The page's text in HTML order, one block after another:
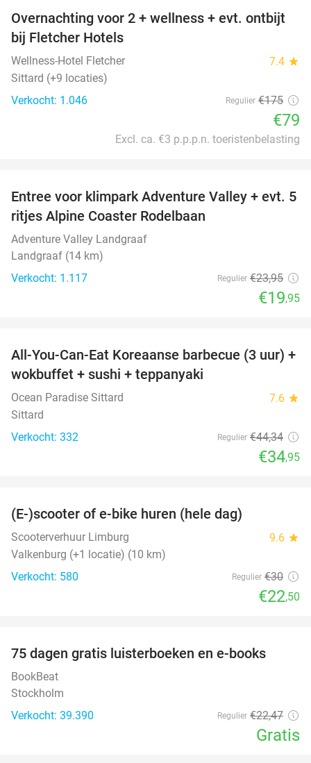
55%
Overnachting voor 2 + wellness + evt. ontbijt
bij Fletcher Hotels
Wellness-Hotel Fletcher 7.4 star
Sittard (+9 locaties)
Verkocht: 1.046
Regulier €175
€79
Excl. ca. €3 p.p.p.n. toeristenbelasting
17%
Entree voor klimpark Adventure Valley + evt. 5
ritjes Alpine Coaster Rodelbaan
Adventure Valley Landgraaf
Landgraaf (14 km)
Verkocht: 1.117
Regulier €23,95
€19,95
21%
All-You-Can-Eat Koreaanse barbecue (3 uur) +
wokbuffet + sushi + teppanyaki
Ocean Paradise Sittard 7.6 star
Sittard
Verkocht: 332
Regulier €44,34
€34,95
(E-)scooter of e-bike huren (hele dag)
Scooterverhuur Limburg 9.6 star
Valkenburg (+1 locatie) (10 km)
Verkocht: 580
Regulier €30
€22,50
75 dagen gratis luisterboeken en e-books
BookBeat
Stockholm
Verkocht: 39.390
Regulier €22,47
Gratis